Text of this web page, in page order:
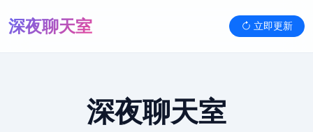
深夜聊天室 立即更新
深夜聊天室